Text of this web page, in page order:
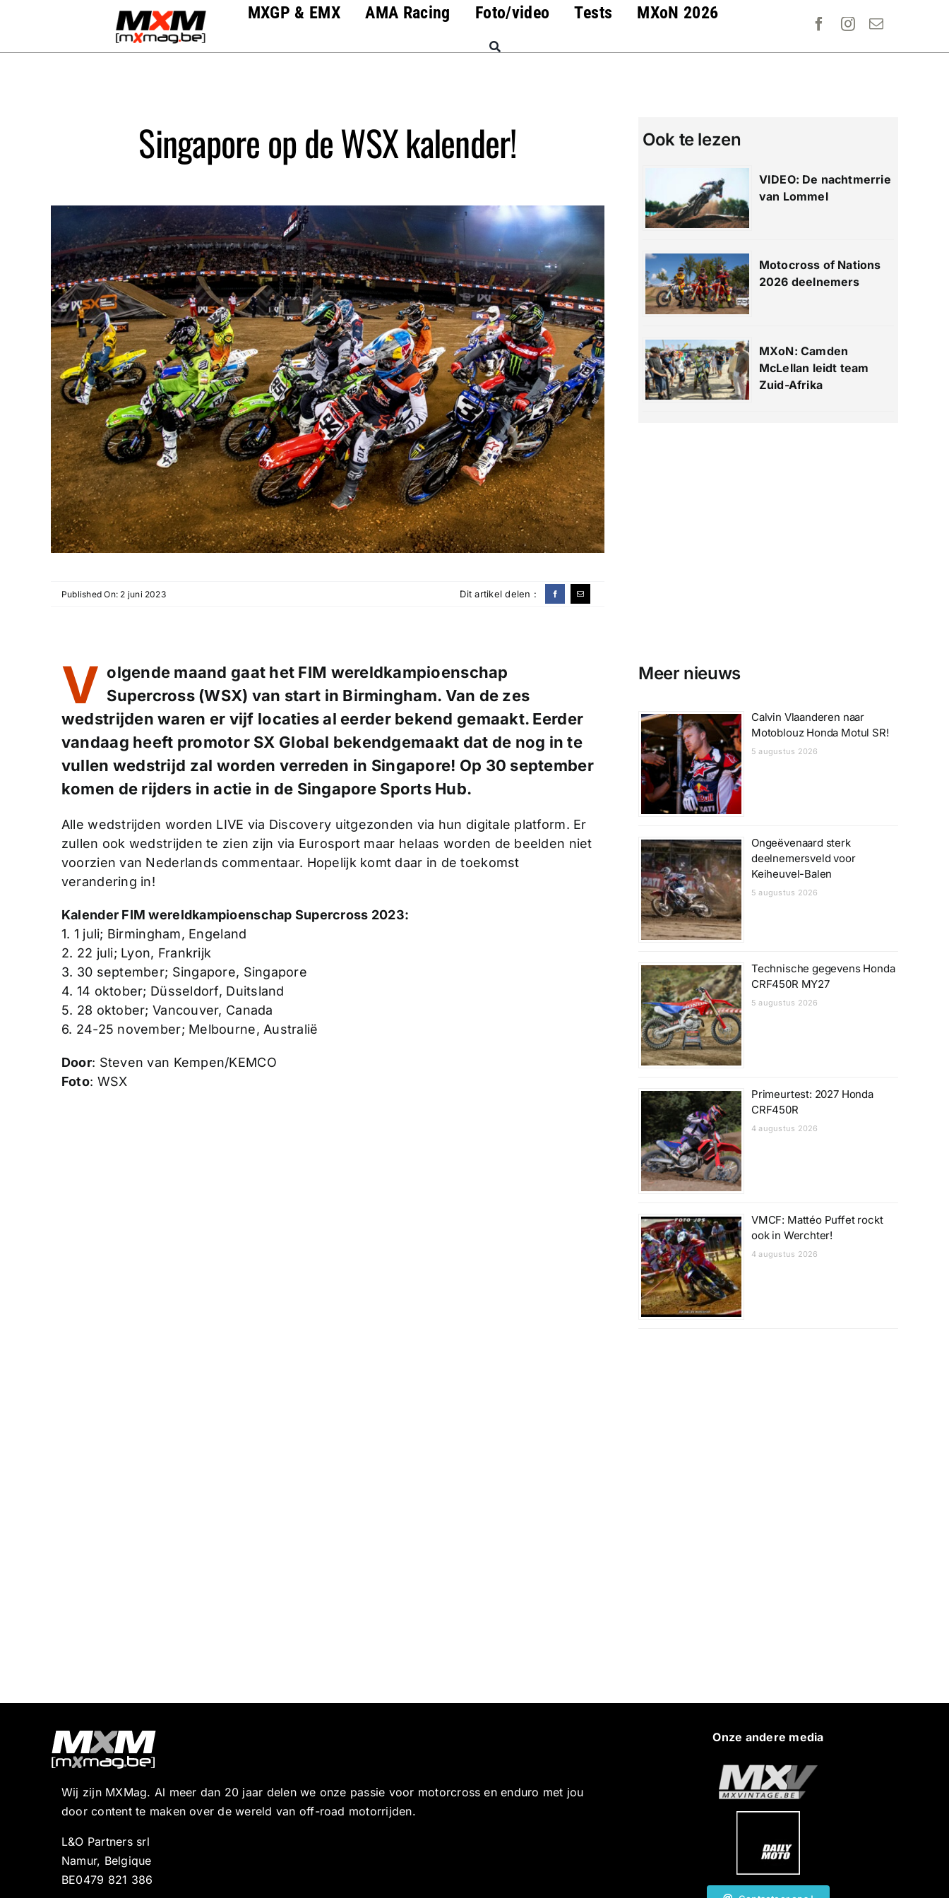
MXGP & EMX AMA Racing Foto/video Tests MXoN 2026
Singapore op de WSX kalender! Ook te lezen
VIDEO: De nachtmerrie
van Lommel
Motocross of Nations
2026 deelnemers
MXoN: Camden
McLellan leidt team
Zuid-Afrika
Published On: 2 juni 2023 Dit artikel delen :
V olgende maand gaat het FIM wereldkampioenschap
Supercross (WSX) van start in Birmingham. Van de zes
wedstrijden waren er vijf locaties al eerder bekend gemaakt. Eerder
vandaag heeft promotor SX Global bekendgemaakt dat de nog in te
vullen wedstrijd zal worden verreden in Singapore! Op 30 september
komen de rijders in actie in de Singapore Sports Hub.
Alle wedstrijden worden LIVE via Discovery uitgezonden via hun digitale platform. Er
zullen ook wedstrijden te zien zijn via Eurosport maar helaas worden de beelden niet
voorzien van Nederlands commentaar. Hopelijk komt daar in de toekomst
verandering in!
Kalender FIM wereldkampioenschap Supercross 2023:
1. 1 juli; Birmingham, Engeland
2. 22 juli; Lyon, Frankrijk
3. 30 september; Singapore, Singapore
4. 14 oktober; Düsseldorf, Duitsland
5. 28 oktober; Vancouver, Canada
6. 24-25 november; Melbourne, Australië
Door: Steven van Kempen/KEMCO
Foto: WSX
Meer nieuws
Calvin Vlaanderen naar
Motoblouz Honda Motul SR!
5 augustus 2026
Ongeëvenaard sterk
deelnemersveld voor
Keiheuvel-Balen
5 augustus 2026
Technische gegevens Honda
CRF450R MY27
5 augustus 2026
Primeurtest: 2027 Honda
CRF450R
4 augustus 2026
VMCF: Mattéo Puffet rockt
ook in Werchter!
4 augustus 2026
Wij zijn MXMag. Al meer dan 20 jaar delen we onze passie voor motorcross en enduro met jou
door content te maken over de wereld van off-road motorrijden.
L&O Partners srl
Namur, Belgique
BE0479 821 386
Onze andere media